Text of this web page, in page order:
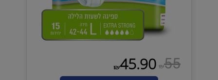
₪55
₪45.90